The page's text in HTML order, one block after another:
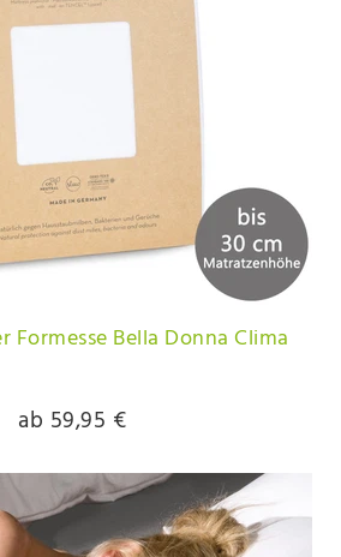
Formesse Bella Donna Clima
ab 59,95 €